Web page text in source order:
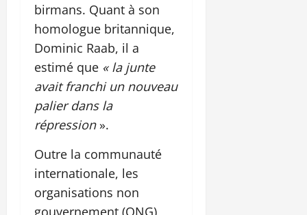
birmans. Quant à son
homologue britannique,
Dominic Raab, il a
estimé que « la junte
avait franchi un nouveau
palier dans la
répression ».
Outre la communauté
internationale, les
organisations non
gouvernement (ONG)